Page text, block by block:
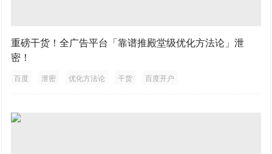
重磅干货！全广告平台「靠谱推殿堂级优化方法论」泄
密！
百度 泄密 优化方法论 干货 百度开户